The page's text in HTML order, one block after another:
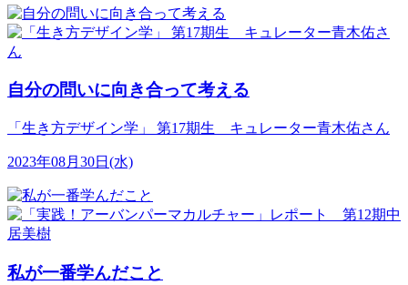
自分の問いに向き合って考える
「生き方デザイン学」 第17期生 キュレーター青木佑さん
2023年08月30日(水)
私が一番学んだこと